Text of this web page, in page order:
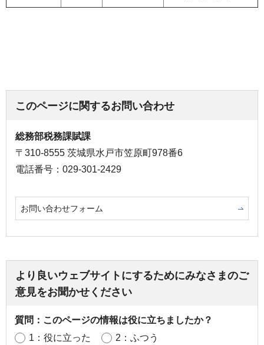
このページに関するお問い合わせ
総務部税務課賦課
〒310-8555 茨城県水戸市笠原町978番6
電話番号：029-301-2429
お問い合わせフォーム
より良いウェブサイトにするためにみなさまのご
意見をお聞かせください
質問：このページの情報は役に立ちましたか？
1：役に立った
2：ふつう